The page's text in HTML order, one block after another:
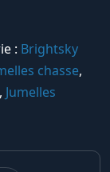
: Brightsky
chasse,
, Jumelles